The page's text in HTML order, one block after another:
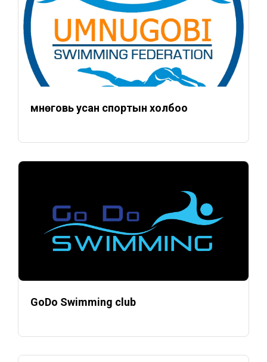
Өмнөговь усан спортын холбоо
GoDo Swimming club